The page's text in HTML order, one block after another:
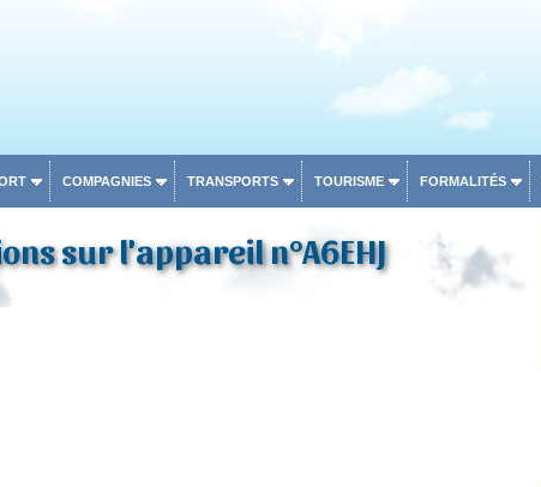
COMPAGNIES TRANSPORTS TOURISME FORMALITÉS
sur l'appareil n°A6EHJ